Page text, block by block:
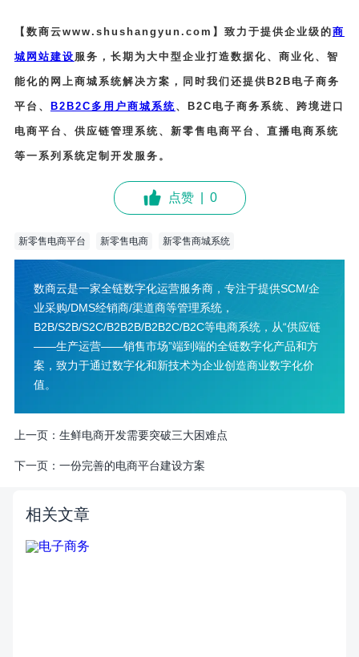
【数商云www.shushangyun.com】致力于提供企业级的商
城网站建设 服务，长期为大中型企业打造数据化、商业化、智
能化的网上商城系统解决方案，同时我们还提供B2B电子商务
平台、 B2B2C多用户商城系统、B2C电子商务系统、跨境进口
电商平台、供应链管理系统、新零售电商平台、直播电商系统
等一系列系统定制开发服务。
点赞 0
新零售电商平台 新零售电商 新零售商城系统
数商云是一家全链数字化运营服务商，专注于提供SCM/企
业采购/DMS经销商/渠道商等管理系统，
B2B/S2B/S2C/B2B2B/B2B2C/B2C等电商系统，从“供应链
——生产运营——销售市场”端到端的全链数字化产品和方
案，致力于通过数字化和新技术为企业创造商业数字化价
值。
上一页： 生鲜电商开发需要突破三大困难点
下一页： 一份完善的电商平台建设方案
相关文章